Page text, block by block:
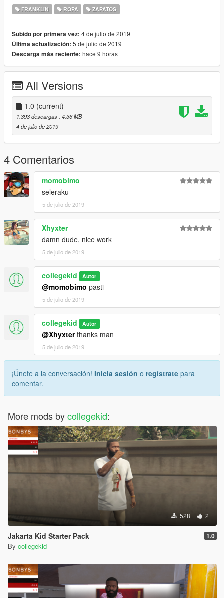
1. Open OpenIV
2. Go to mods > x64v.rpf > models > cdimages >
3. Drag to OpenIV
*you need to use trainer like menyoo to show up the shoes
FRANKLIN ROPA ZAPATOS
Subido por primera vez: 4 de julio de 2019
Última actualización: 5 de julio de 2019
Descarga más reciente: hace 9 horas
All Versions
1.0 (current)
1.393 descargas , 4,36 MB
4 de julio de 2019
4 Comentarios
momobimo
seleraku
5 de julio de 2019
Xhyxter
damn dude, nice work
5 de julio de 2019
collegekid Autor
@momobimo pasti
5 de julio de 2019
collegekid Autor
@Xhyxterthanks man
5 de julio de 2019
¡Únete a la conversación! Inicia sesión o regístrate para
comentar.
More mods bycollegekid:
528 2
Jakarta Kid Starter Pack 1.0
By collegekid